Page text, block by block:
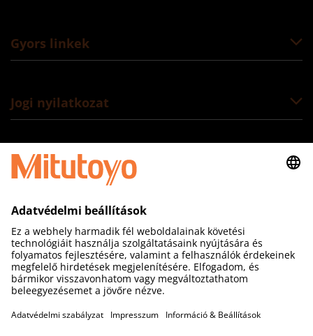
Gyors linkek
Jogi nyilatkozat
Kövessen minket
Mitutoyo Hungária Kft
Galamb József utca 9.
2000 Szentendre